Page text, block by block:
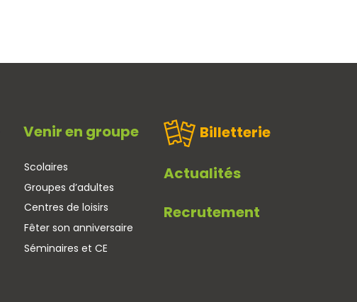
Venir en groupe
Scolaires
Groupes d’adultes
Centres de loisirs
Fêter son anniversaire
Séminaires et CE
Billetterie
Actualités
Recrutement